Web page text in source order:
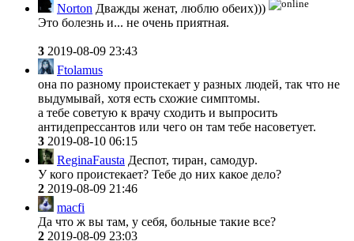
Norton Дважды женат, люблю обеих)))
Это болезнь и... не очень приятная.
3 2019-08-09 23:43
Ftolamus
она по разному проистекает у разных людей, так что не
выдумывай, хотя есть схожие симптомы.
а тебе советую к врачу сходить и выпросить
антидепрессантов или чего он там тебе насоветует.
3 2019-08-10 06:15
ReginaFausta Деспот, тиран, самодур.
У кого проистекает? Тебе до них какое дело?
2 2019-08-09 21:46
macfi
Да что ж вы там, у себя, больные такие все?
2 2019-08-09 23:03